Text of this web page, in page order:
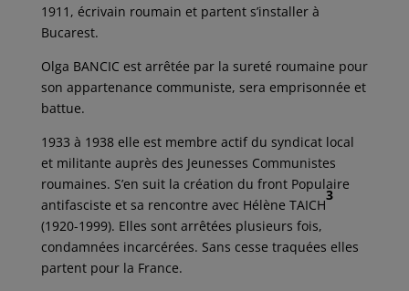
1911, écrivain roumain et partent s’installer à
Bucarest.
Olga BANCIC est arrêtée par la sureté roumaine pour
son appartenance communiste, sera emprisonnée et
battue.
1933 à 1938 elle est membre actif du syndicat local
et militante auprès des Jeunesses Communistes
roumaines. S’en suit la création du front Populaire
antifasciste et sa rencontre avec Hélène TAICH
3
(1920-1999). Elles sont arrêtées plusieurs fois,
condamnées incarcérées. Sans cesse traquées elles
partent pour la France.